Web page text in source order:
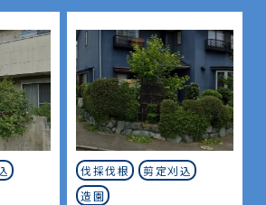
伐採伐根
剪定刈込
造園